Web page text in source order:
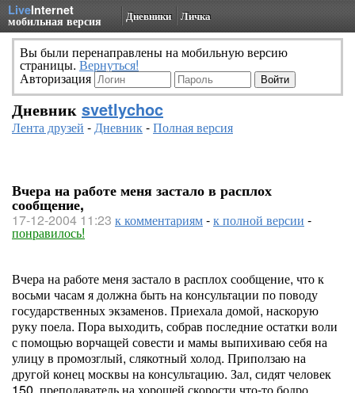
LiveInternet
мобильная версия Дневники Личка
Вы были перенаправлены на мобильную версию
страницы. Вернуться!
Авторизация
Дневник svetlychoc
Лента друзей -Дневник-Полная версия
Вчера на работе меня застало в расплох
сообщение,
17-12-2004 11:23 к комментариям-к полной версии -
понравилось!
Вчера на работе меня застало в расплох сообщение, что к
восьми часам я должна быть на консультации по поводу
государственных экзаменов. Приехала домой, наскорую
руку поела. Пора выходить, собрав последние остатки воли
с помощью ворчащей совести и мамы выпихиваю себя на
улицу в промозглый, слякотный холод. Приползаю на
другой конец москвы на консультацию. Зал, сидят человек